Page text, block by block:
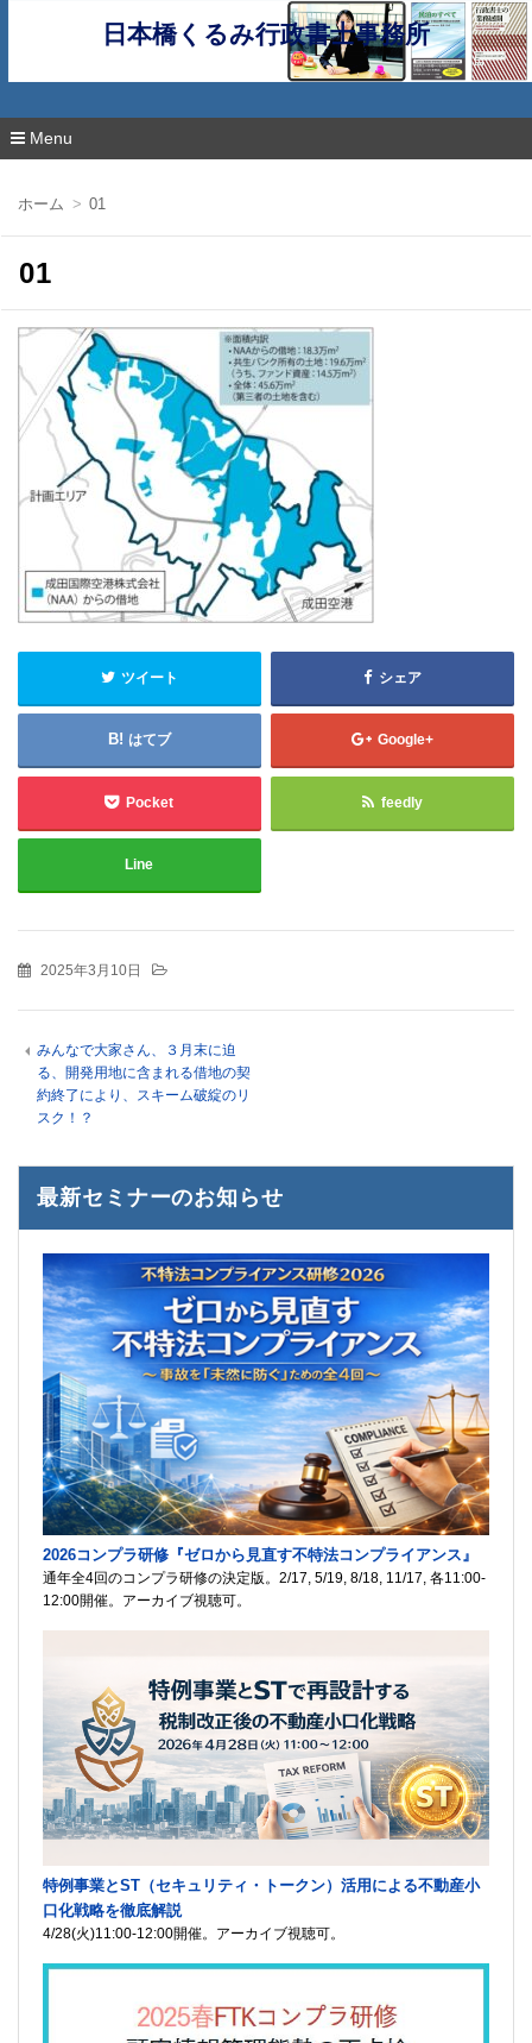
日本橋くるみ行政書士事務所
Menu
ン
ホーム 01
01
ツイート シェア
はてブ Google+
Pocket feedly
Line
2025年3月10日
みんなで大家さん、３月末に迫
る、開発用地に含まれる借地の契
約終了により、スキーム破綻のリ
スク！？
最新セミナーのお知らせ
2026コンプラ研修『ゼロから見直す不特法コンプライアンス』
通年全4回のコンプラ研修の決定版。2/17, 5/19, 8/18, 11/17, 各11:00-
12:00開催。アーカイブ視聴可。
特例事業とST（セキュリティ・トークン）活用による不動産小
口化戦略を徹底解説
4/28(火)11:00-12:00開催。アーカイブ視聴可。